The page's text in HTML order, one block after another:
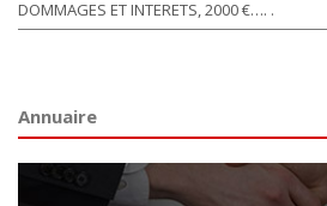
DOMMAGES ET INTERETS, 2000 €…. .
Annuaire